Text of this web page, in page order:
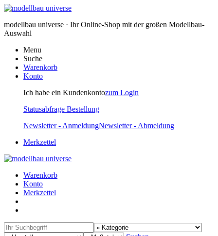
modellbau universe · Ihr Online-Shop mit der großen Modellbau-
Auswahl
Menu
Suche
Warenkorb
Konto
Ich habe ein Kundenkontozum Login
Statusabfrage Bestellung
Newsletter - AnmeldungNewsletter - Abmeldung
Merkzettel
Warenkorb
Konto
Merkzettel